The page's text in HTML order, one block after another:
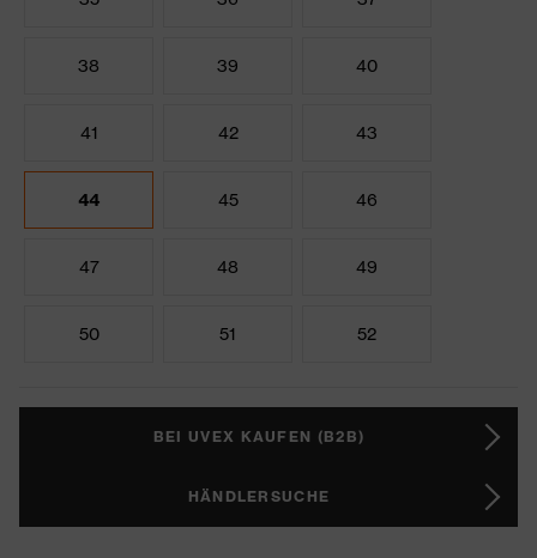
38 39 40
41 42 43
44 45 46
47 48 49
50 51 52
BEI UVEX KAUFEN (B2B)
HÄNDLERSUCHE